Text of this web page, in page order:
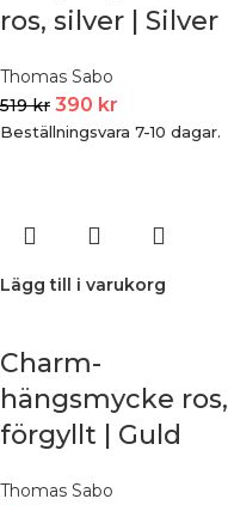
ros, silver | Silver
Thomas Sabo
519kr 390 kr
Beställningsvara 7-10 dagar.
Lägg till i varukorg
Charm-
hängsmycke ros,
förgyllt | Guld
Thomas Sabo